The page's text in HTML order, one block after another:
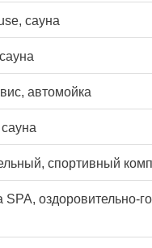
сауна
автомойка
спортивный
SPA, оздоровительно-